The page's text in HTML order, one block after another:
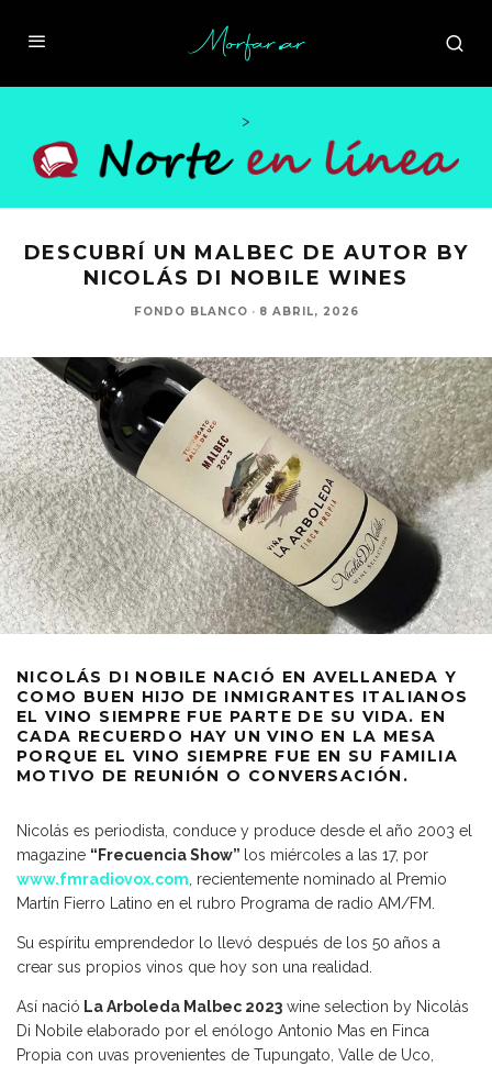
>
DESCUBRÍ UN MALBEC DE AUTOR BY
NICOLÁS DI NOBILE WINES
FONDO BLANCO · 8 ABRIL, 2026
NICOLÁS DI NOBILE NACIÓ EN AVELLANEDA Y
COMO BUEN HIJO DE INMIGRANTES ITALIANOS
EL VINO SIEMPRE FUE PARTE DE SU VIDA. EN
CADA RECUERDO HAY UN VINO EN LA MESA
PORQUE EL VINO SIEMPRE FUE EN SU FAMILIA
MOTIVO DE REUNIÓN O CONVERSACIÓN.
Nicolás es periodista, conduce y produce desde el año 2003 el
magazine “Frecuencia Show” los miércoles a las 17, por
www.fmradiovox.com , recientemente nominado al Premio
Martín Fierro Latino en el rubro Programa de radio AM/FM.
Su espíritu emprendedor lo llevó después de los 50 años a
crear sus propios vinos que hoy son una realidad.
Así nació La Arboleda Malbec 2023 wine selection by Nicolás
Di Nobile elaborado por el enólogo Antonio Mas en Finca
Propia con uvas provenientes de Tupungato, Valle de Uco,